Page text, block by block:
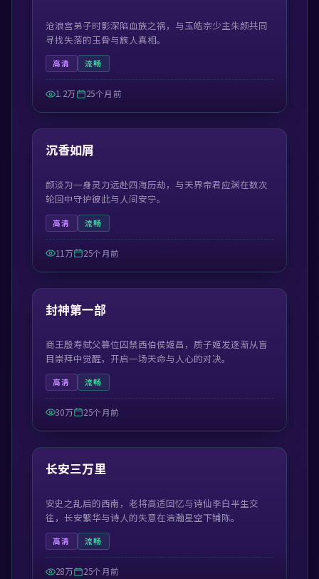
沧浪宫弟子时影深陷血族之祸，与玉皓宗少主朱颜共同
寻找失落的玉骨与族人真相。
高清 流畅
1.2万 25个月前
最新
45:05
沉香如屑
颜淡为一身灵力远赴四海历劫，与天界帝君应渊在数次
轮回中守护彼此与人间安宁。
高清 流畅
11万 25个月前
最新
99:42
封神第一部
商王殷寿弑父篡位囚禁西伯侯姬昌，质子姬发逐渐从盲
目崇拜中觉醒，开启一场天命与人心的对决。
高清 流畅
30万 25个月前
最新
55:29
长安三万里
安史之乱后的西南，老将高适回忆与诗仙李白半生交
往，长安繁华与诗人的失意在浩瀚星空下铺陈。
高清 流畅
28万 25个月前